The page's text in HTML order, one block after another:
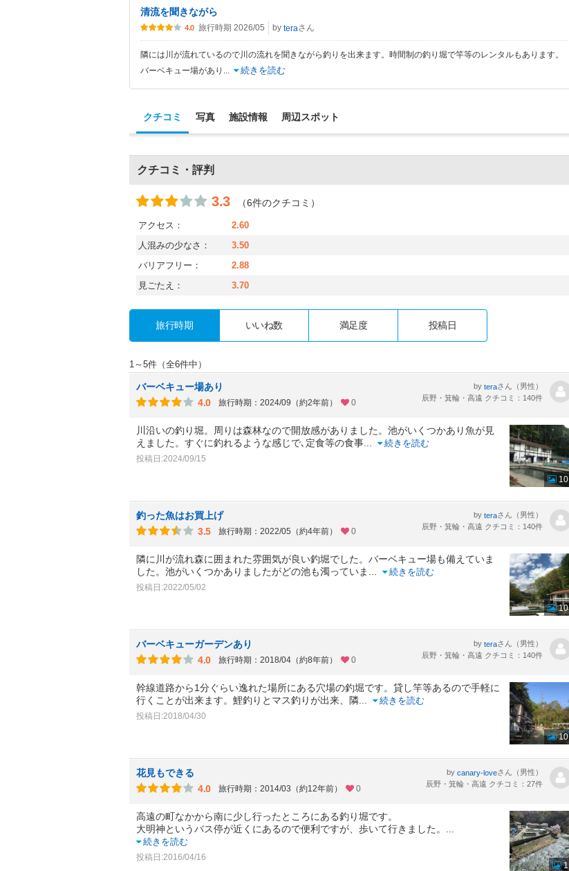
清流を聞きながら
4.0 旅行時期 2026/05 by teraさん
隣には川が流れているので川の流れを聞きながら釣りを出来ます。時間制の釣り堀で竿等のレンタルもあります。
バーベキュー場があり
続きを読む
クチコミ 写真 施設情報 周辺スポット
クチコミ・評判
3.3 （6件のクチコミ）
アクセス：
2.60
人混みの少なさ：
3.50
バリアフリー：
2.88
見ごたえ：
3.70
旅行時期 いいね数 満足度 投稿日
1～5件（全6件中）
バーベキュー場あり
4.0
旅行時期：2024/09（約2年前） 0
by teraさん（男性）
辰野・箕輪・高遠 クチコミ：140件
川沿いの釣り堀。周りは森林なので開放感がありました。池がいくつかあり魚が見
えました。すぐに釣れるような感じで､定食等の食事
続きを読む
投稿日:2024/09/15
10
釣った魚はお買上げ
3.5
旅行時期：2022/05（約4年前） 0
by teraさん（男性）
辰野・箕輪・高遠 クチコミ：140件
隣に川が流れ森に囲まれた雰囲気が良い釣堀でした。バーベキュー場も備えていま
した。池がいくつかありましたがどの池も濁っていま
続きを読む
投稿日:2022/05/02
10
バーベキューガーデンあり
4.0
旅行時期：2018/04（約8年前） 0
by teraさん（男性）
辰野・箕輪・高遠 クチコミ：140件
幹線道路から1分ぐらい逸れた場所にある穴場の釣堀です。貸し竿等あるので手軽に
行くことが出来ます。鯉釣りとマス釣りが出来、隣
続きを読む
投稿日:2018/04/30
10
花見もできる
4.0
旅行時期：2014/03（約12年前） 0
by canary-loveさん（男性）
辰野・箕輪・高遠 クチコミ：27件
高遠の町なかから南に少し行ったところにある釣り堀です。
大明神というバス停が近くにあるので便利ですが、歩いて行きました。
続きを読む
投稿日:2016/04/16
1